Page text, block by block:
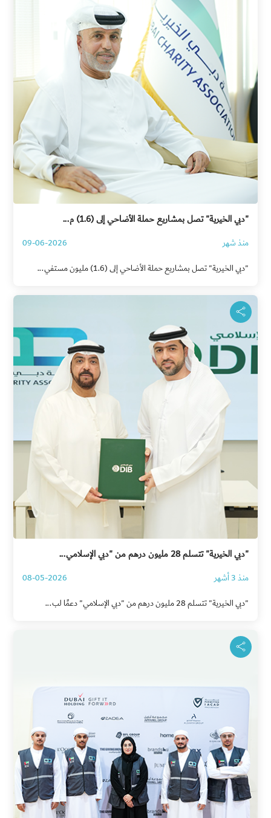
"دبي الخيرية" تصل بمشاريع حملة الأضاحي إلى (1.6) م...
منذ شهر
09-06-2026
"دبي الخيرية" تصل بمشاريع حملة الأضاحي إلى (1.6) مليون مستفي...
"دبي الخيرية" تتسلم 28 مليون درهم من "دبي الإسلامي...
منذ 3 أشهر
08-05-2026
"دبي الخيرية" تتسلم 28 مليون درهم من "دبي الإسلامي" دعمًا لب...